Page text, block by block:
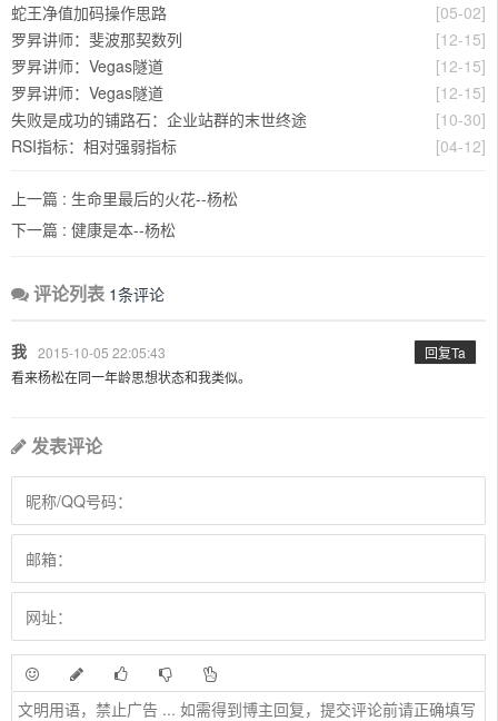
[05-02]
蛇王净值加码操作思路
[12-15]
罗昇讲师：斐波那契数列
[12-15]
罗昇讲师：Vegas隧道
[12-15]
罗昇讲师：Vegas隧道
[10-30]
失败是成功的铺路石：企业站群的末世终途
[04-12]
RSI指标：相对强弱指标
上一篇 : 生命里最后的火花--杨松
下一篇 : 健康是本--杨松
评论列表 1条评论
我 2015-10-05 22:05:43
回复Ta
看来杨松在同一年龄思想状态和我类似。
发表评论